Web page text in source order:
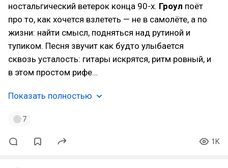
ностальгический ветерок конца 90-х. Гроул поёт
про то, как хочется взлететь — не в самолёте, а по
жизни: найти смысл, подняться над рутиной и
тупиком. Песня звучит как будто улыбается
сквозь усталость: гитары искрятся, ритм ровный, и
в этом простом рифе…
Показать полностью
7
1K